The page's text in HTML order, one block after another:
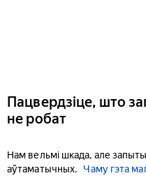
Пацвердзіце, што
не робат
Нам вельмі шкада, але
аўтаматычных.
Чаму гэта